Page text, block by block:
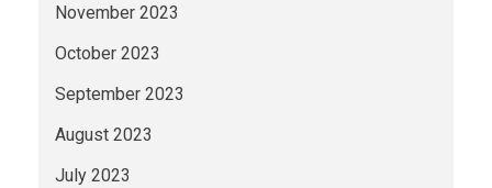
November 2023
October 2023
September 2023
August 2023
July 2023